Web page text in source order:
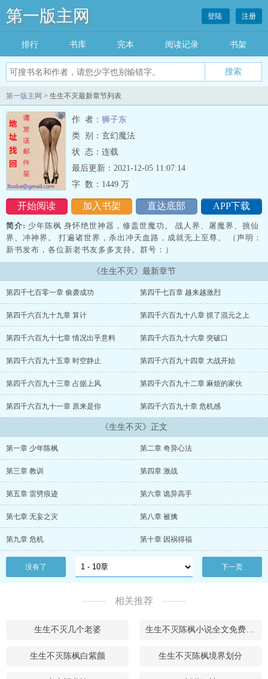
第一版主网
搜索
登陆 注册
排行 书库 完本 阅读记录 书架
第一版主网 > 生生不灭最新章节列表
作 者： 狮子东
类 别：玄幻魔法
状 态：连载
开始阅读 加入书架 直达底部 APP下载
最后更新：2021-12-05 11:07:14
字 数： 1449 万
简介: 少年陈枫 身怀绝世神器，修盖世魔功。 战人界、屠魔界、挑仙
界、冲神界。 打遍诸世界，杀出冲天血路，成就无上至尊。 （声明：
新书发布，各位新老书友多多支持。群号：）
《生生不灭》最新章节
第四千七百零一章 偷袭成功 第四千七百章 越来越激烈
第四千六百九十九章 算计 第四千六百九十八章 抓了混元之上
第四千六百九十七章 情况出乎意料 第四千六百九十六章 突破口
第四千六百九十五章 时空静止 第四千六百九十四章 大战开始
第四千六百九十三章 占据上风 第四千六百九十二章 麻烦的家伙
第四千六百九十一章 原来是你 第四千六百九十章 危机感
《生生不灭》正文
第一章 少年陈枫 第二章 奇异心法
第三章 教训 第四章 激战
第五章 雷劈痕迹 第六章 诡异高手
第七章 无妄之灾 第八章 被擒
第九章 危机 第十章 因祸得福
没有了 下一页
相关推荐
生生不灭几个老婆 生生不灭陈枫小说全文免费阅读
生生不灭陈枫白紫颜 生生不灭陈枫境界划分